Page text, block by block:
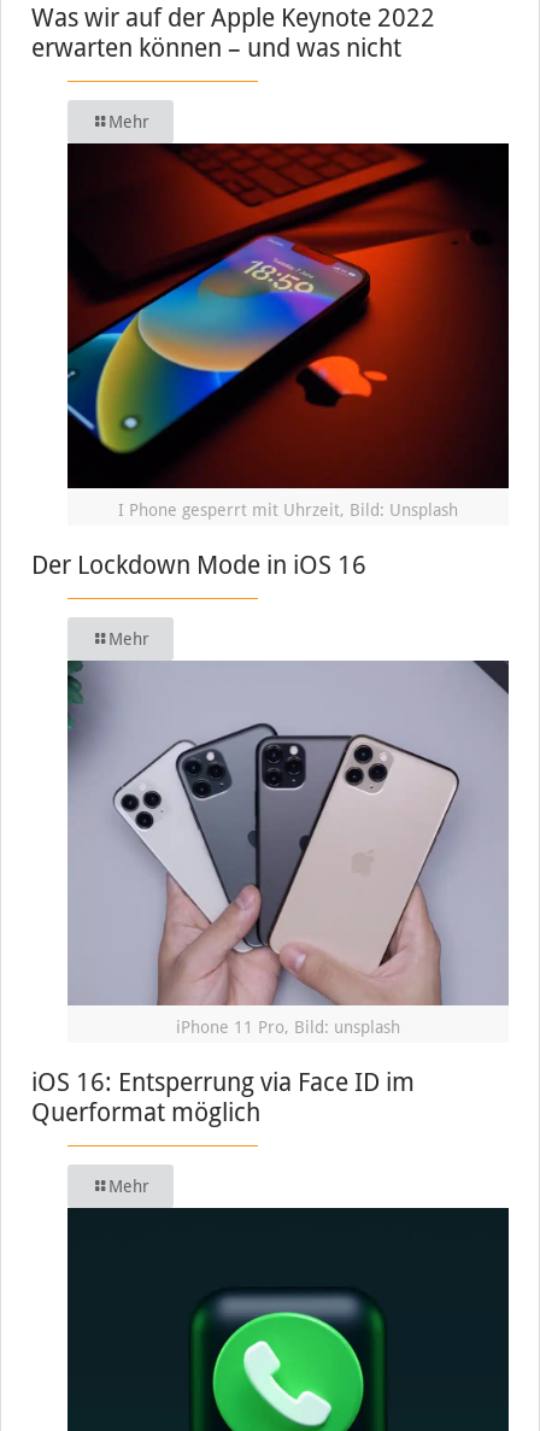
Was wir auf der Apple Keynote 2022
erwarten können – und was nicht
Mehr
I Phone gesperrt mit Uhrzeit, Bild: Unsplash
Der Lockdown Mode in iOS 16
Mehr
iPhone 11 Pro, Bild: unsplash
iOS 16: Entsperrung via Face ID im
Querformat möglich
Mehr